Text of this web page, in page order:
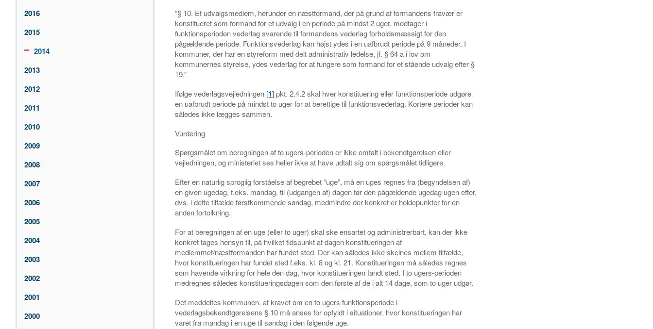
2016
2015
2014
2013
2012
2011
2010
2009
2008
2007
2006
2005
2004
2003
2002
2001
2000
”§ 10. Et udvalgsmedlem, herunder en næstformand, der på grund af formandens fravær er
konstitueret som formand for et udvalg i en periode på mindst 2 uger, modtager i
funktionsperioden vederlag svarende til formandens vederlag forholdsmæssigt for den
pågældende periode. Funktionsvederlag kan højst ydes i en uafbrudt periode på 9 måneder. I
kommuner, der har en styreform med delt administrativ ledelse, jf. § 64 a i lov om
kommunernes styrelse, ydes vederlag for at fungere som formand for et stående udvalg efter §
19.”
Ifølge vederlagsvejledningen [1]pkt. 2.4.2 skal hver konstituering eller funktionsperiode udgøre
en uafbrudt periode på mindst to uger for at berettige til funktionsvederlag. Kortere perioder kan
således ikke lægges sammen.
Vurdering
Spørgsmålet om beregningen af to ugers-perioden er ikke omtalt i bekendtgørelsen eller
vejledningen, og ministeriet ses heller ikke at have udtalt sig om spørgsmålet tidligere.
Efter en naturlig sproglig forståelse af begrebet ”uge”, må en uges regnes fra (begyndelsen af)
en given ugedag, f.eks. mandag, til (udgangen af) dagen før den pågældende ugedag ugen efter,
dvs. i dette tilfælde førstkommende søndag, medmindre der konkret er holdepunkter for en
anden fortolkning.
For at beregningen af en uge (eller to uger) skal ske ensartet og administrerbart, kan der ikke
konkret tages hensyn til, på hvilket tidspunkt af dagen konstitueringen af
medlemmet/næstformanden har fundet sted. Der kan således ikke skelnes mellem tilfælde,
hvor konstitueringen har fundet sted f.eks. kl. 8 og kl. 21. Konstitueringen må således regnes
som havende virkning for hele den dag, hvor konstitueringen fandt sted. I to ugers-perioden
medregnes således konstitueringsdagen som den første af de i alt 14 dage, som to uger udgør.
Det meddeltes kommunen, at kravet om en to ugers funktionsperiode i
vederlagsbekendtgørelsens § 10 må anses for opfyldt i situationer, hvor konstitueringen har
varet fra mandag i en uge til søndag i den følgende uge.